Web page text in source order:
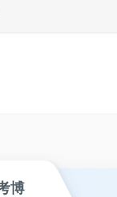
博